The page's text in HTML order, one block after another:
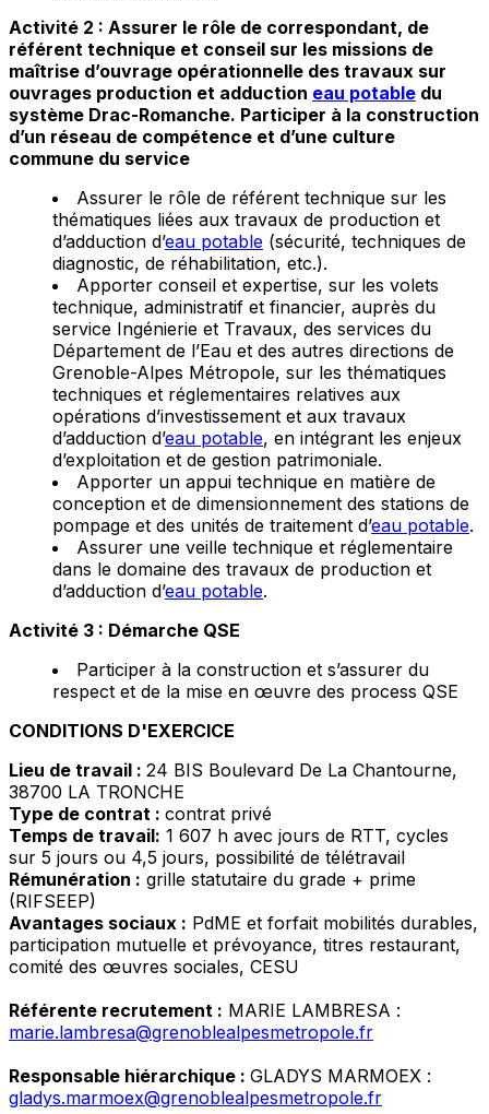
Activité 2 : Assurer le rôle de correspondant, de
référent technique et conseil sur les missions de
maîtrise d’ouvrage opérationnelle des travaux sur
ouvrages production et adduction eau potable du
système Drac-Romanche. Participer à la construction
d’un réseau de compétence et d’une culture
commune du service
Assurer le rôle de référent technique sur les
thématiques liées aux travaux de production et
d’adduction d’eau potable (sécurité, techniques de
diagnostic, de réhabilitation, etc.).
Apporter conseil et expertise, sur les volets
technique, administratif et financier, auprès du
service Ingénierie et Travaux, des services du
Département de l’Eau et des autres directions de
Grenoble-Alpes Métropole, sur les thématiques
techniques et réglementaires relatives aux
opérations d’investissement et aux travaux
d’adduction d’eau potable, en intégrant les enjeux
d’exploitation et de gestion patrimoniale.
Apporter un appui technique en matière de
conception et de dimensionnement des stations de
pompage et des unités de traitement d’eau potable.
Assurer une veille technique et réglementaire
dans le domaine des travaux de production et
d’adduction d’eau potable.
Activité 3 : Démarche QSE
Participer à la construction et s’assurer du
respect et de la mise en œuvre des process QSE
CONDITIONS D'EXERCICE
Lieu de travail : 24 BIS Boulevard De La Chantourne,
38700 LA TRONCHE
Type de contrat : contrat privé
Temps de travail: 1 607 h avec jours de RTT, cycles
sur 5 jours ou 4,5 jours, possibilité de télétravail
Rémunération : grille statutaire du grade + prime
(RIFSEEP)
Avantages sociaux : PdME et forfait mobilités durables,
participation mutuelle et prévoyance, titres restaurant,
comité des œuvres sociales, CESU
Référente recrutement : MARIE LAMBRESA :
marie.lambresa@grenoblealpesmetropole.fr
Responsable hiérarchique : GLADYS MARMOEX :
gladys.marmoex@grenoblealpesmetropole.fr